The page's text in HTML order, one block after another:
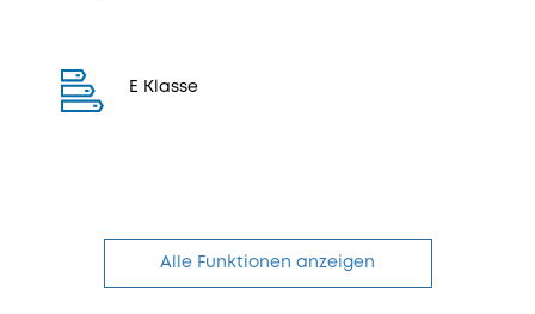
E Klasse
Alle Funktionen anzeigen